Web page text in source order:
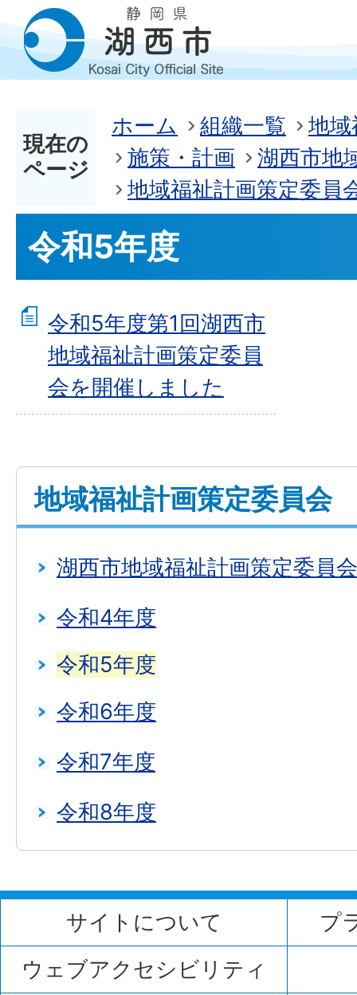
現在の
ページ
ホーム 組織一覧
地域
施策・計画
湖西市地
地域福祉計画策定委員
令和5年度
令和5年度第1回湖西市
地域福祉計画策定委員
会を開催しました
地域福祉計画策定委員会
湖西市地域福祉計画策定委員
令和4年度
令和5年度
令和6年度
令和7年度
令和8年度
サイトについて
プ
ウェブアクセシビリティ